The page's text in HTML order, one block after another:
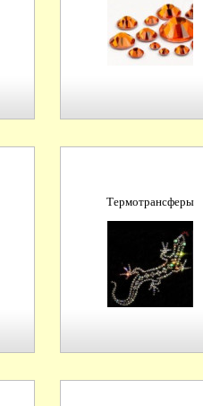
Термотрансферы